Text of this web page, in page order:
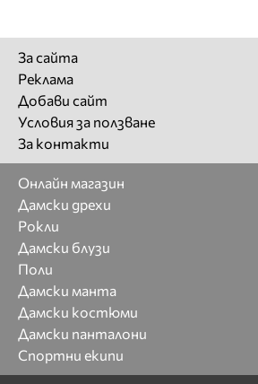
За сайта
Реклама
Добави сайт
Условия за ползване
За контакти
Онлайн магазин
Дамски дрехи
Рокли
Дамски блузи
Поли
Дамски манта
Дамски костюми
Дамски панталони
Спортни екипи